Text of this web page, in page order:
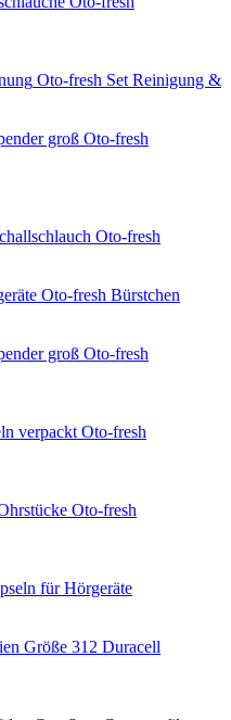
Oto-fresh Set Reinigung &
Oto-fresh
Oto-fresh
Oto-fresh Bürstchen
Oto-fresh
Oto-fresh
Oto-fresh
für Hörgeräte
Duracell